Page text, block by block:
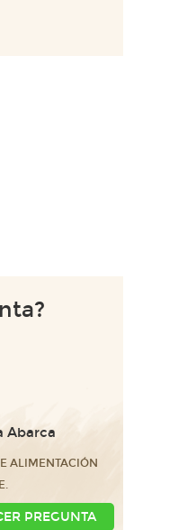
Abarca
ALIMENTACIÓN
PREGUNTA